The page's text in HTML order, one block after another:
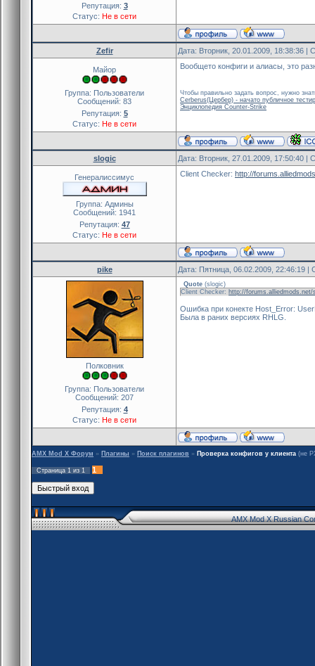
Репутация: 3
Статус: Не в сети
Zefir Дата: Вторник, 20.01.2009, 18:38:36 |
Майор
Группа: Пользователи
Сообщений: 83
Репутация: 5
Статус: Не в сети
Вообщето конфиги и алиасы, это
Чтобы правильно задать вопрос, нужно
Cerberus(Цербер) - начато публичное
Энциклопедия Counter-Strike
slogic Дата: Вторник, 27.01.2009, 17:50:40 |
Генералиссимус
Группа: Админы
Сообщений: 1941
Репутация: 47
Статус: Не в сети
Client Checker: http://
pike Дата: Пятница, 06.02.2009, 22:46:19
Полковник
Группа: Пользователи
Сообщений: 207
Репутация: 4
Статус: Не в сети
Quote (slogic)
Client Checker: http://forums.alliedmods.net/
Ошибка при конекте Host_Error:
Была в раних версиях RHLG.
AMX Mod X Форум » Плагины » Поиск плагинов » Проверка конфигов у клиента (не
Страница 1 из 1 1
AMX Mod X Russian